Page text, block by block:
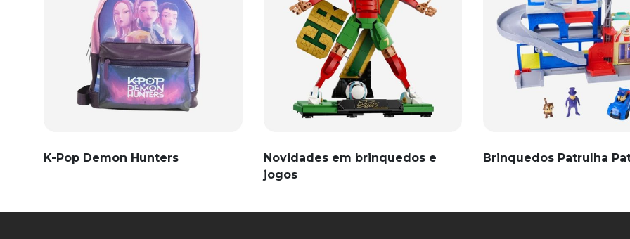
K-Pop Demon Hunters
Novidades em brinquedos e
jogos
Brinquedos Patrulha